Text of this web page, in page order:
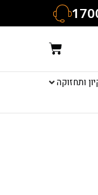
עגלת
קניות
ותחזוקה